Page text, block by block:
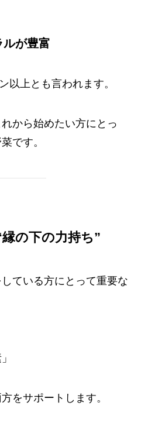
ルが豊富
以上とも言われます。
から始めたい方にとっ
です。
の下の力持ち”
ている方にとって重要な
をサポートします。